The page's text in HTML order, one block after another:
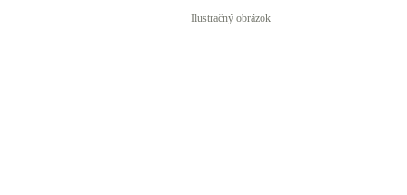
Ilustračný obrázok